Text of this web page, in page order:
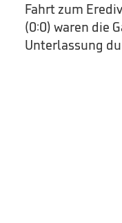
Fahrt zum
(0:0) waren die
Unterlassung